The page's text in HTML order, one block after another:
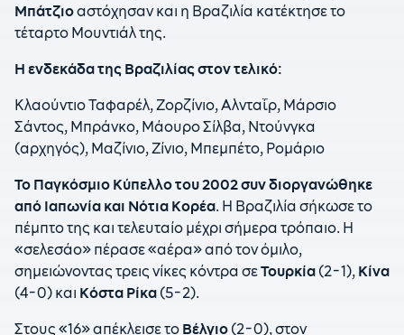
Μπάτζιοαστόχησαν και η Βραζιλία κατέκτησε το
τέταρτο Μουντιάλ της.
Η ενδεκάδα της Βραζιλίας στον τελικό:
Κλαούντιο Ταφαρέλ, Ζορζίνιο, Αλνταΐρ, Μάρσιο
Σάντος, Μπράνκο, Μάουρο Σίλβα, Ντούνγκα
(αρχηγός), Μαζίνιο, Ζίνιο, Μπεμπέτο, Ρομάριο
Το Παγκόσμιο Κύπελλο του 2002 συν διοργανώθηκε
από Ιαπωνία και Νότια Κορέα. Η Βραζιλία σήκωσε το
πέμπτο της και τελευταίο μέχρι σήμερα τρόπαιο. Η
«σελεσάο» πέρασε «αέρα» από τον όμιλο,
σημειώνοντας τρεις νίκες κόντρα σεΤουρκία (2-1), Κίνα
(4-0) και Κόστα Ρίκα (5-2).
Στους «16» απέκλεισε το Βέλγιο (2-0), στον